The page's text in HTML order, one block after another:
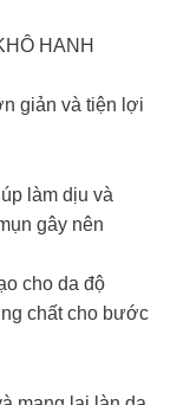
HANH
giản và tiện lợi
làm dịu và
gây nên
cho da độ
chất cho bước